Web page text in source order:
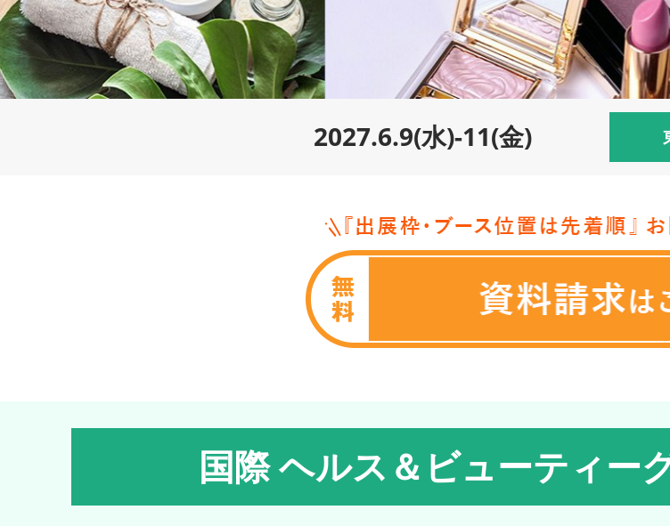
2027.6.9(水)-11(金)
国際 ヘルス＆ビューティー